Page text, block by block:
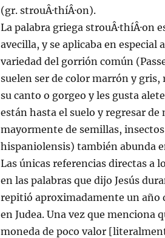
(gr. strouÂ·thí­Â·on).
La palabra griega
avecilla, y se aplicaba en especial
variedad del gorrión común
suelen ser de color marrón y gris,
su canto o gorgeo y les gusta
están hasta el suelo y regresar
mayormente de semillas,
hispaniolensis) también abunda
Las únicas referencias directas a
en las palabras que dijo Jesús
repitió aproximadamente un año
en Judea. Una vez que menciona
moneda de poco valor